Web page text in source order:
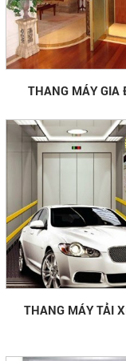
THANG MÁY GIA
THANG MÁY TẢI